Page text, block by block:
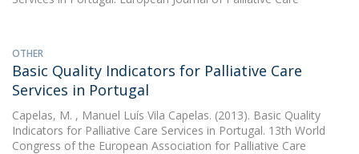
OTHER
Basic Quality Indicators for Palliative Care
Services in Portugal
Capelas, M. , Manuel Luís Vila Capelas. (2013). Basic Quality
Indicators for Palliative Care Services in Portugal. 13th World
Congress of the European Association for Palliative Care